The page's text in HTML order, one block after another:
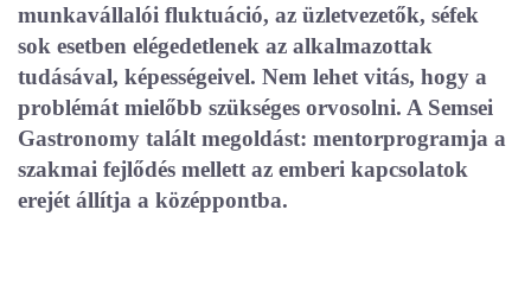
munkavállalói fluktuáció, az üzletvezetők, séfek
sok esetben elégedetlenek az alkalmazottak
tudásával, képességeivel. Nem lehet vitás, hogy a
problémát mielőbb szükséges orvosolni. A Semsei
Gastronomy talált megoldást: mentorprogramja a
szakmai fejlődés mellett az emberi kapcsolatok
erejét állítja a középpontba.